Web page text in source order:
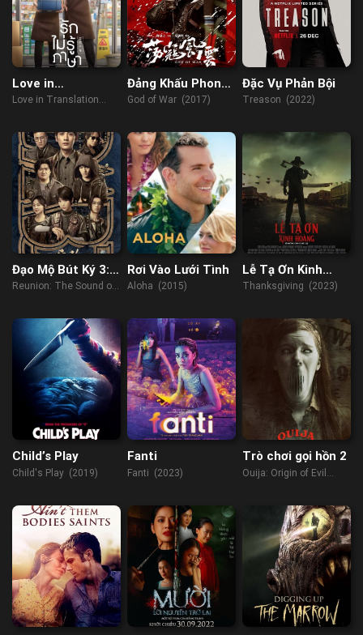
Love in
Translation
Love in Translation
Đảng Khấu Phong
Vân
God of War (2017)
Đặc Vụ Phản Bội
Treason (2022)
Đạo Mộ Bút Ký 3:
Trùng Khởi – Cực
Reunion: The Sound of
Rơi Vào Lưới Tình
Aloha (2015)
Lễ Tạ Ơn Kinh
Hoàng
Thanksgiving (2023)
Child’s Play
Child's Play (2019)
Fanti
Fanti (2023)
Trò chơi gọi hồn 2
Ouija: Origin of Evil